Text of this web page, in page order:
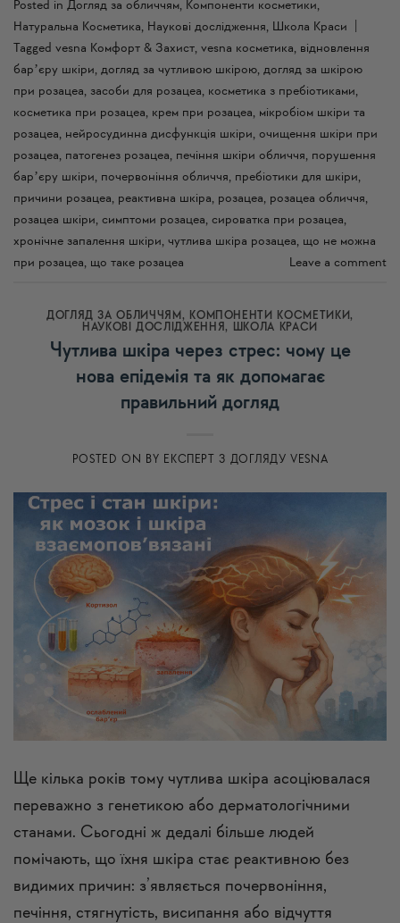
Posted in Догляд за обличчям, Компоненти косметики,
Натуральна Косметика, Наукові дослідження, Школа Краси
Tagged vesna Комфорт & Захист, vesna косметика, відновлення
барʼєру шкіри, догляд за чутливою шкірою, догляд за шкірою
при розацеа, засоби для розацеа, косметика з пребіотиками,
косметика при розацеа, крем при розацеа, мікробіом шкіри та
розацеа, нейросудинна дисфункція шкіри, очищення шкіри при
розацеа, патогенез розацеа, печіння шкіри обличчя, порушення
барʼєру шкіри, почервоніння обличчя, пребіотики для шкіри,
причини розацеа, реактивна шкіра, розацеа, розацеа обличчя,
розацеа шкіри, симптоми розацеа, сироватка при розацеа,
хронічне запалення шкіри, чутлива шкіра розацеа, що не можна
при розацеа, що таке розацеа Leave a comment
ДОГЛЯД ЗА ОБЛИЧЧЯМ , КОМПОНЕНТИ КОСМЕТИКИ ,
НАУКОВІ ДОСЛІДЖЕННЯ , ШКОЛА КРАСИ
Чутлива шкіра через стрес: чому це
нова епідемія та як допомагає
правильний догляд
POSTED ON BY ЕКСПЕРТ З ДОГЛЯДУ VESNA
Ще кілька років тому чутлива шкіра асоціювалася
переважно з генетикою або дерматологічними
станами. Сьогодні ж дедалі більше людей
помічають, що їхня шкіра стає реактивною без
видимих причин: з’являється почервоніння,
печіння, стягнутість, висипання або відчуття